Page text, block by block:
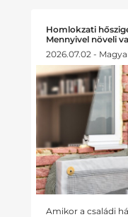
Homlokzati
Mennyivel növeli
értékét?
2026.07.02 -
Amikor a családi